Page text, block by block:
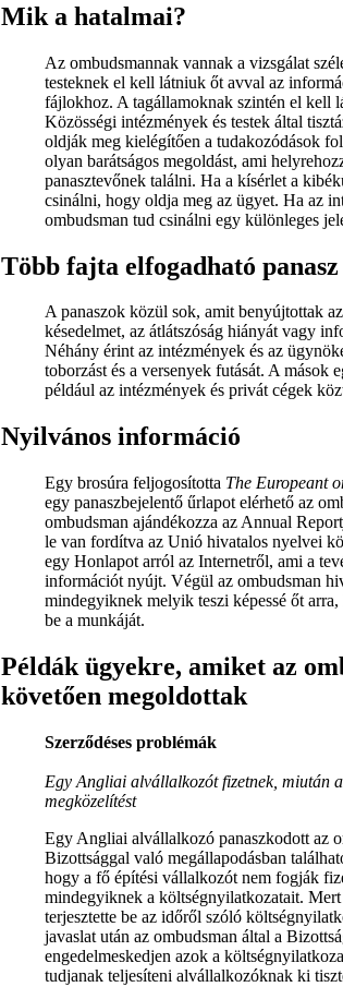
Mik a hatalmai?
Az ombudsmannak vannak a vizsgálat
testeknek el kell látniuk őt avval az
fájlokhoz. A tagállamoknak szintén el kell
Közösségi intézmények és testek által
oldják meg kielégítően a tudakozódások
olyan barátságos megoldást, ami
panasztevőnek találni. Ha a kísérlet a
csinálni, hogy oldja meg az ügyet. Ha az
ombudsman tud csinálni egy különleges
Több fajta elfogadható panasz
A panaszok közül sok, amit benyújtottak
késedelmet, az átlátszóság hiányát vagy
Néhány érint az intézmények és az
toborzást és a versenyek futását. A mások
például az intézmények és privát cégek
Nyilvános információ
Egy brosúra feljogosította The Europeant
egy panaszbejelentő űrlapot elérhető az
ombudsman ajándékozza az Annual
le van fordítva az Unió hivatalos nyelvei
egy Honlapot arról az Internetről, ami a
információt nyújt. Végül az ombudsman
mindegyiknek melyik teszi képessé őt
be a munkáját.
Példák ügyekre, amiket az
követően megoldottak
Szerződéses problémák
Egy Angliai alvállalkozót fizetnek, miután
megközelítést
Egy Angliai alvállalkozó panaszkodott az
Bizottsággal való megállapodásban
hogy a fő építési vállalkozót nem fogják
mindegyiknek a költségnyilatkozatait.
terjesztette be az időről szóló
javaslat után az ombudsman által a
engedelmeskedjen azok a
tudjanak teljesíteni alvállalkozóknak ki